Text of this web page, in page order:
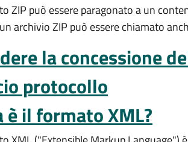
ZIP può essere paragonato aun
archivio ZIP può essere chiamato
la concessione
protocollo
è il formato XML?